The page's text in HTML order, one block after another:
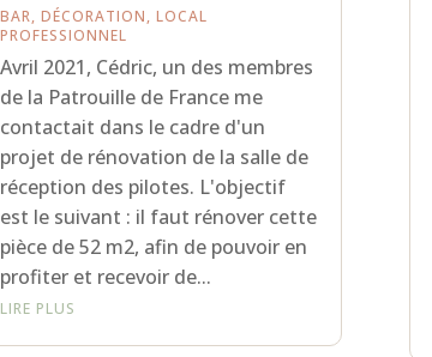
BAR,DÉCORATION,LOCAL
PROFESSIONNEL
Avril 2021, Cédric, un des membres
de la Patrouille de France me
contactait dans le cadre d'un
projet de rénovation de la salle de
réception des pilotes. L'objectif
est le suivant : il faut rénover cette
pièce de 52 m2, afin de pouvoir en
profiter et recevoir de...
LIRE PLUS